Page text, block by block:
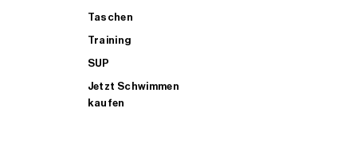
Taschen
Training
SUP
Jetzt Schwimmen
kaufen